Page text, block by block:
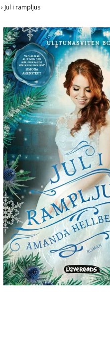
› Jul i rampljus